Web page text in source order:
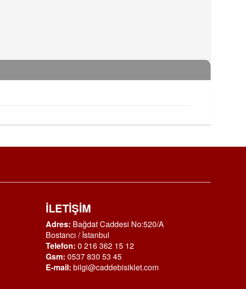
İLETİŞİM
Adres: Bağdat Caddesi No:520/A
Bostancı / İstanbul
Telefon: 0 216 362 15 12
Gsm: 0537 830 53 45
E-mail: bilgi@caddebisiklet.com